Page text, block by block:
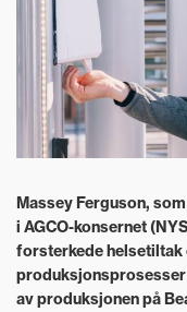
Massey Ferguson,
i AGCO-konsernet
forsterkede
av produksjonen på